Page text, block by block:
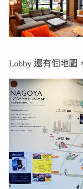
Lobby 還有個地圖